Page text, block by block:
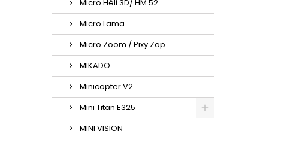
Micro Héli 3D/ HM 52
Micro Lama
Micro Zoom / Pixy Zap
MIKADO
Minicopter V2
Mini Titan E325
MINI VISION